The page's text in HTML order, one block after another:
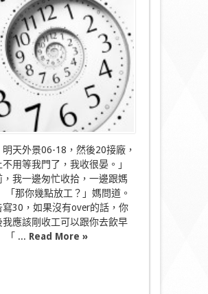
的
一
天
30
小
時〉
中
明天外景06-18，然後20接廠，
用等我門了，我收很晏。」
，我一邊匆忙收拾，一邊跟媽
「那你幾點放工？」媽問道。
寫30，如果沒有over的話，你
我應該剛收工可以跟你去飲早
「 ... Read More »